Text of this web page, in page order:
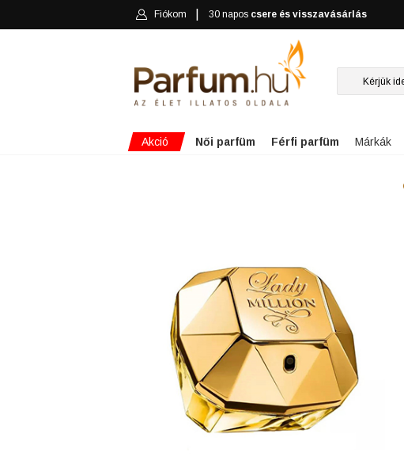
Fiókom 30 napos csere és visszavásárlás
Akció Női parfüm Férfi parfüm Márkák